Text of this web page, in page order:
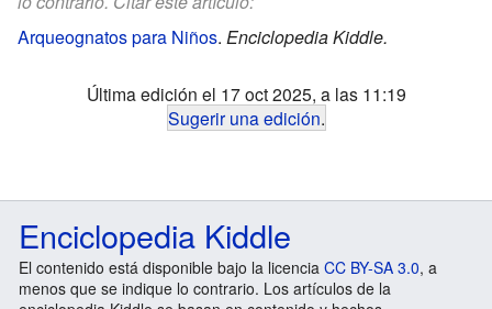
Arqueognatos para Niños. Enciclopedia Kiddle.
Última edición el 17 oct 2025, a las 11:19
Sugerir una edición.
Enciclopedia Kiddle
El contenido está disponible bajo la licencia CC BY-SA 3.0, a
menos que se indique lo contrario. Los artículos de la